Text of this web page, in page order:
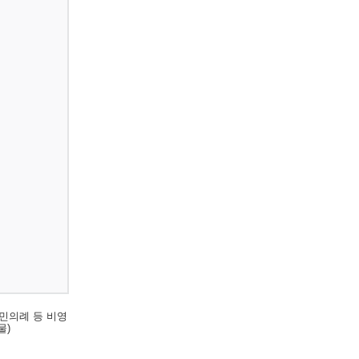
의례 등 비영
)